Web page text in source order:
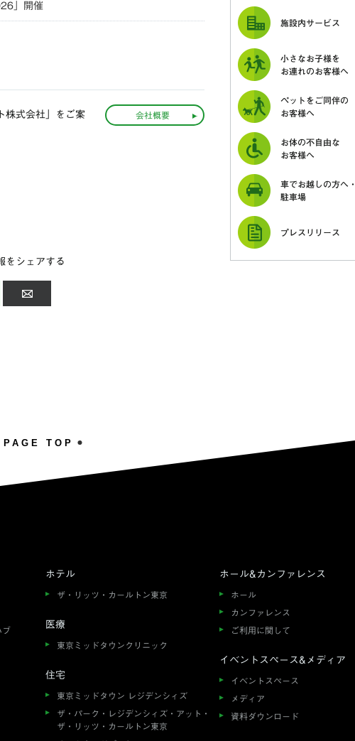
」開催
株式会社」をご案
会社概要
をシェアする
施設内サービス
小さなお子様を
お連れのお客様へ
ペットをご同伴の
お客様へ
お体の不自由な
お客様へ
車でお越しの方へ・
駐車場
プレスリリース
PAGE TOP
ブ
ホテル
ザ・リッツ・カールトン東京
医療
東京ミッドタウンクリニック
住宅
東京ミッドタウン レジデンシィズ
ザ・パーク・レジデンシィズ・アット・
ザ・リッツ・カールトン東京
ホール&カンファレンス
ホール
カンファレンス
ご利用に関して
イベントスペース&メディア
イベントスペース
メディア
資料ダウンロード